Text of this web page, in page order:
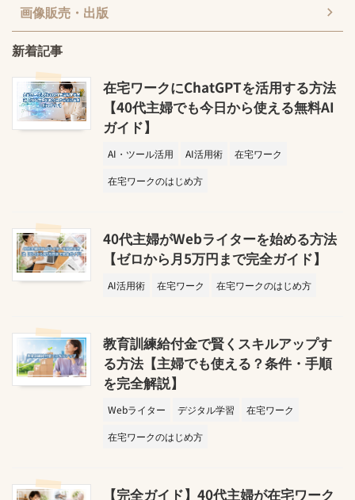
画像販売・出版
新着記事
在宅ワークにChatGPTを活用する方法
【40代主婦でも今日から使える無料AI
ガイド】
AI・ツール活用 AI活用術
在宅ワーク
在宅ワークのはじめ方
40代主婦がWebライターを始める方法
【ゼロから月5万円まで完全ガイド】
AI活用術 在宅ワーク 在宅ワークのはじめ方
教育訓練給付金で賢くスキルアップす
る方法【主婦でも使える？条件・手順
を完全解説】
Webライター デジタル学習
在宅ワーク
在宅ワークのはじめ方
【完全ガイド】40代主婦が在宅ワーク